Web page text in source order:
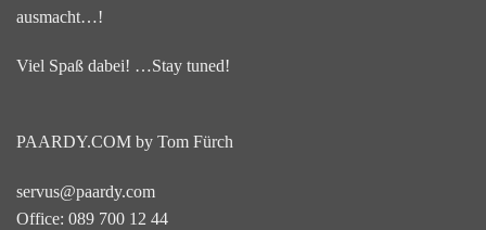
ausmacht…!
Viel Spaß dabei! …Stay tuned!
PAARDY.COM by Tom Fürch
servus@paardy.com
Office: 089 700 12 44